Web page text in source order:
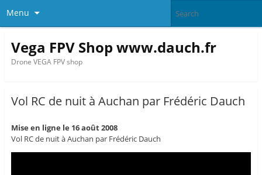
Menu
Vega FPV Shop www.dauch.fr
Drone VEGA FPV shop
Vol RC de nuit à Auchan par Frédéric Dauch
Mise en ligne le 16 août 2008
Vol RC de nuit à Auchan par Frédéric Dauch